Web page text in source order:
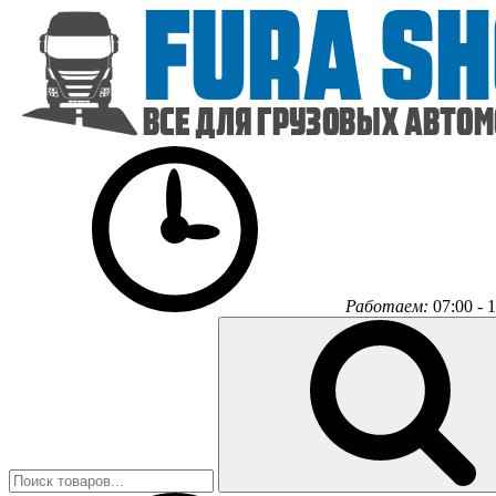
Работаем: 07:00 -